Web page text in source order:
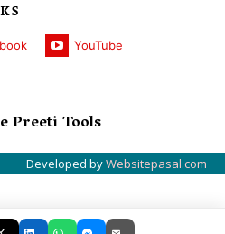
YouTube
Preeti Tools
Developed byWebsitepasal.com